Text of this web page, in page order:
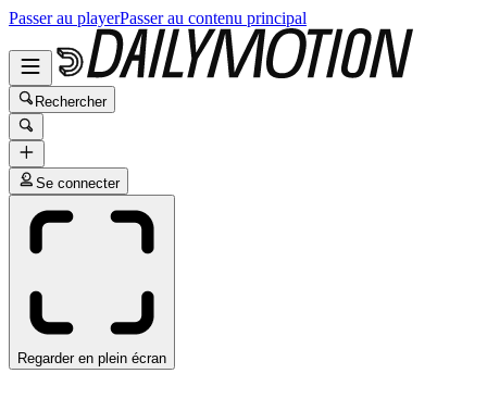
Passer au playerPasser au contenu principal
Rechercher
Se connecter
Regarder en plein écran